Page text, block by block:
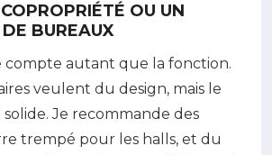
OU UN
BUREAUX
compte autant que la fonction.
veulent du design, mais le
Je recommande des
trempé pour les halls, et du